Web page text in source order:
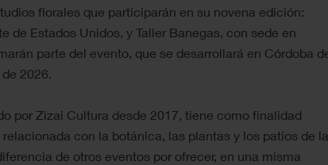
florales que participarán en su novena edición:
de Estados Unidos, y Taller Banegas, con sede en
parte del evento, que se desarrollará en Córdoba
2026.
por Zizai Cultura desde 2017, tiene como finalidad
con la botánica, las plantas y los patios de la
de otros eventos por ofrecer, en una misma